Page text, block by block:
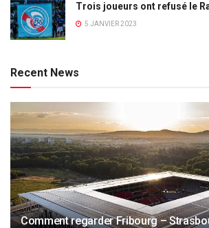
Trois joueurs ont refusé le
5 JANVIER 2023
Recent News
Comment regarder Fribourg –